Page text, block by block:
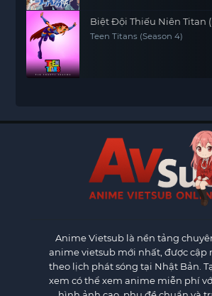
Biệt Đội Thiếu Niên Titan
Teen Titans (Season 4)
Anime Vietsub là nền tảng
anime vietsub mới nhất, được cập
theo lịch phát sóng tại Nhật Bản.
xem có thể xem anime miễn phí